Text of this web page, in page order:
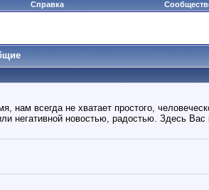
Справка
нам всегда не хватает простого,
негативной новостью, радостью. Здесь